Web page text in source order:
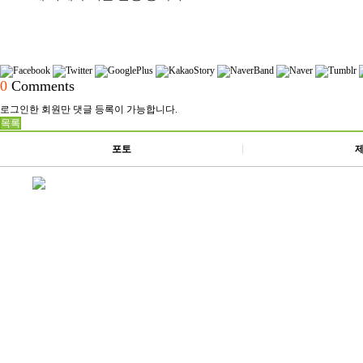
0 Comments
로그인한 회원만 댓글 등록이 가능합니다.
목록
포토